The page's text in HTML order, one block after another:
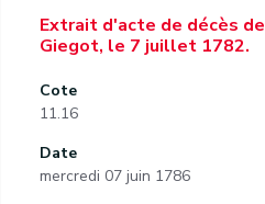
Extrait d'acte de décès
Giegot, le 7 juillet 1782.
Cote
11.16
Date
mercredi 07 juin 1786